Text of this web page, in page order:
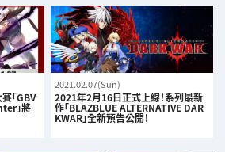
「GBV
」將
2021.02.07(Sun)
2021年2月16日正式上線！系列最新
作「BLAZBLUE ALTERNATIVE DAR
KWAR」全新預告公開！